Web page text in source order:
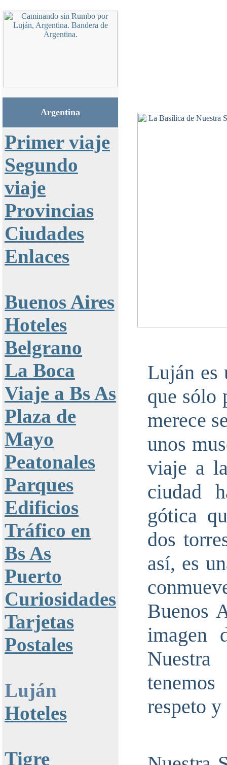
Argentina
Primer viaje
Segundo
viaje
Provincias
Ciudades
Enlaces
Buenos Aires
Hoteles
Belgrano
La Boca
Viaje a Bs As
Plaza de
Mayo
Peatonales
Parques
Edificios
Tráfico en
Bs As
Puerto
Curiosidades
Tarjetas
Postales
Luján
Hoteles
Tigre
Luján es
que sólo
merece
unos
viaje a
ciudad
gótica
dos
así, es
Buenos
imagen
respeto